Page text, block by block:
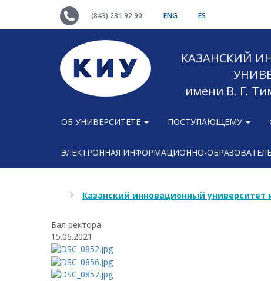
(843) 231 92 90 ENG ES
КАЗАНСКИЙ
имени В. Г.
ОБ УНИВЕРСИТЕТЕ ПОСТУПАЮЩЕМУ
ЭЛЕКТРОННАЯ ИНФОРМАЦИОННО-
Казанский инновационный университет
Бал ректора
15.06.2021